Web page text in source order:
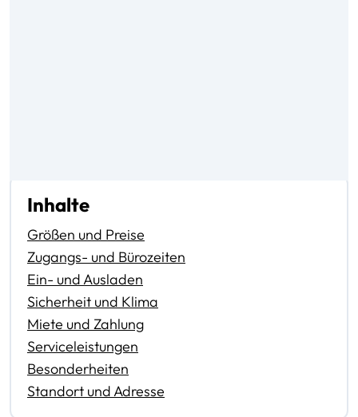
Inhalte
Größen und Preise
Zugangs- und Bürozeiten
Ein- und Ausladen
Sicherheit und Klima
Miete und Zahlung
Serviceleistungen
Besonderheiten
Standort und Adresse